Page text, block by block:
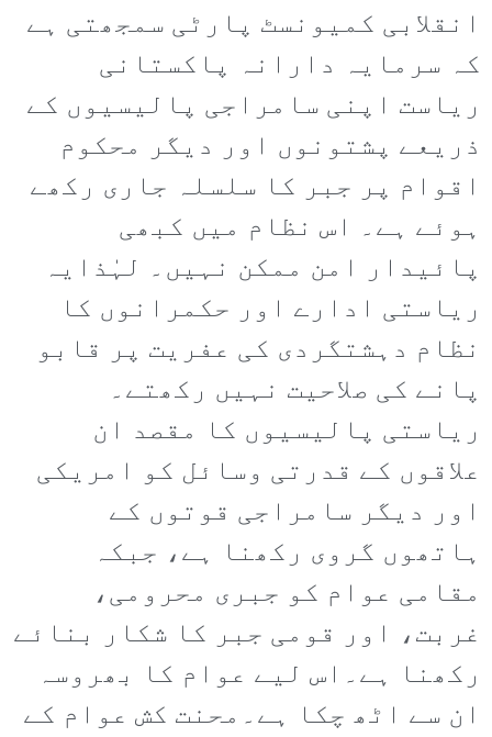
انقلابی کمیونسٹ پارٹی سمجھتی ہے
کہ سرمایہ دارانہ پاکستانی
ریاست اپنی سامراجی پالیسیوں کے
ذریعے پشتونوں اور دیگر محکوم
اقوام پر جبر کا سلسلہ جاری رکھے
ہوئے ہے۔ اس نظام میں کبھی
پائیدار امن ممکن نہیں۔ لہٰذایہ
ریاستی ادارے اور حکمرانوں کا
نظام دہشتگردی کی عفریت پر قابو
پانے کی صلاحیت نہیں رکھتے۔
ریاستی پالیسیوں کا مقصد ان
علاقوں کے قدرتی وسائل کو امریکی
اور دیگر سامراجی قوتوں کے
ہاتھوں گروی رکھنا ہے، جبکہ
مقامی عوام کو جبری محرومی،
غربت، اور قومی جبر کا شکار بنائے
رکھنا ہے۔اس لیے عوام کا بھروسہ
ان سے اٹھ چکا ہے۔محنت کش عوام کے